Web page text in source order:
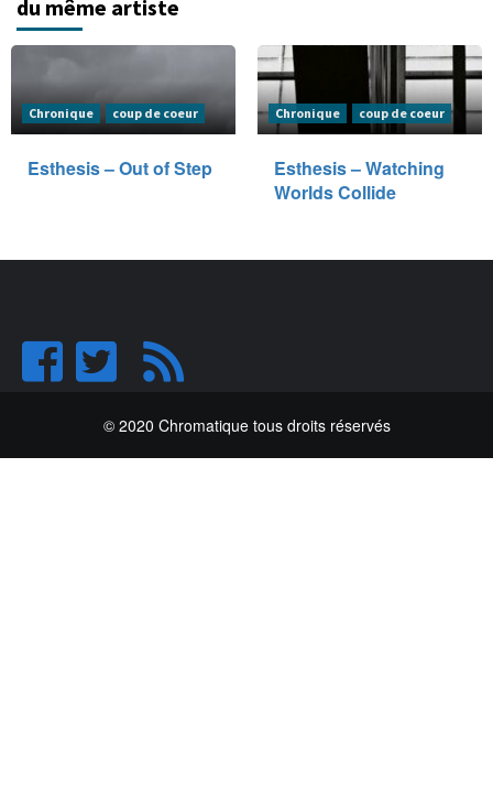
du même artiste
Chronique coup de coeur
Esthesis – Out of Step
Chronique coup de coeur
Esthesis – Watching
Worlds Collide
© 2020 Chromatique tous droits réservés